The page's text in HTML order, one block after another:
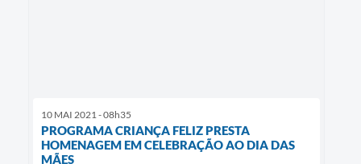
10 MAI 2021 - 08h35
PROGRAMA CRIANÇA FELIZ PRESTA
HOMENAGEM EM CELEBRAÇÃO AO DIA DAS
MÃES